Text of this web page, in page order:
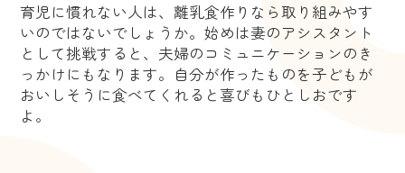
育児に慣れない人は、離乳食作りなら取り組みやす
いのではないでしょうか。始めは妻のアシスタント
として挑戦すると、夫婦のコミュニケーションのき
っかけにもなります。自分が作ったものを子どもが
おいしそうに食べてくれると喜びもひとしおです
よ。